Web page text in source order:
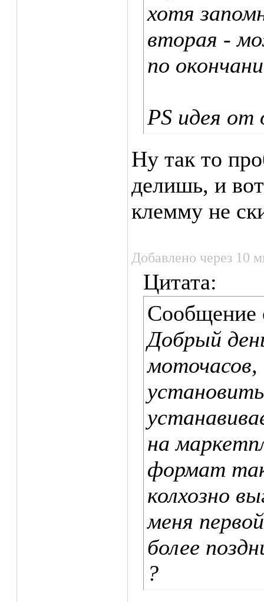
хотя
вторая -
по
PS идея от
Ну так то
делишь, и
клемму не
Добавлено через 10
Цитата:
Сообщение
Добрый
на
формат
колхозно
меня
более
?